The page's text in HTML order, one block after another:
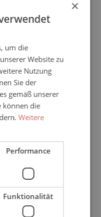
×
um die
Website zu
Nutzung
Sie der
gemäß unserer
können die
Weitere
Performance
Funktionalität